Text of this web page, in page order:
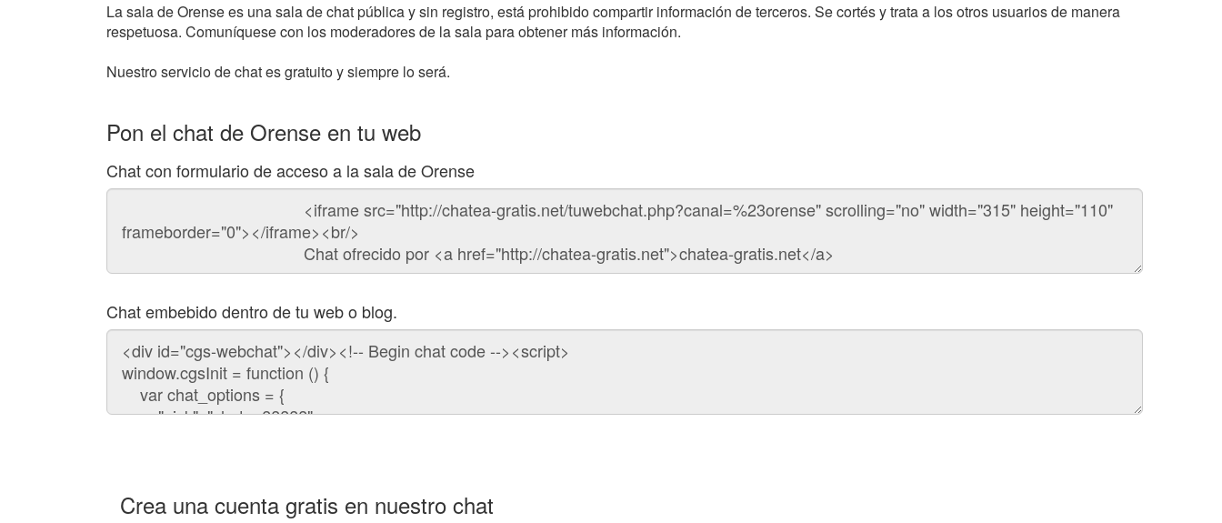
La sala de Orense es una sala de chat pública y sin registro, está prohibido compartir información de terceros. Se cortés y trata a los otros usuarios de manera
respetuosa. Comuníquese con los moderadores de la sala para obtener más información.
Nuestro servicio de chat es gratuito y siempre lo será.
Pon el chat de Orense en tu web
Chat con formulario de acceso a la sala de Orense
Código
chat
Chat embebido dentro de tu web o blog.
Código
para
embeber
chat
Crea una cuenta gratis en nuestro chat